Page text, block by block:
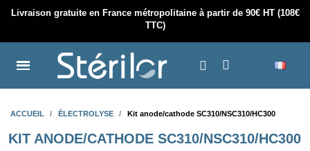
Livraison gratuite en France métropolitaine à partir de 90€ HT (108€
TTC)
ACCUEIL ÉLECTROLYSE Kit anode/cathode SC310/NSC310/HC300
KIT ANODE/CATHODE SC310/NSC310/HC300